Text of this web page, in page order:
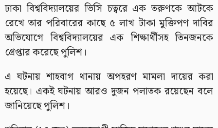
ঢাকা বিশ্ববিদ্যালয়ের ভিসি চত্বরে এক তরুণকে আটকে
রেখে তার পরিবারের কাছে ৫ লাখ টাকা মুক্তিপণ দাবির
অভিযোগে বিশ্ববিদ্যালয়ের এক শিক্ষার্থীসহ তিনজনকে
গ্রেপ্তার করেছে পুলিশ।
এ ঘটনায় শাহবাগ থানায় অপহরণ মামলা দায়ের করা
হয়েছে। একই ঘটনায় আরও দুজন পলাতক রয়েছেন বলে
জানিয়েছে পুলিশ।